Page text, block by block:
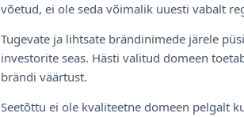
võetud, ei ole seda võimalik uuesti vabalt
Tugevate ja lihtsate brändinimede järele
investorite seas. Hästi valitud domeen
brändi väärtust.
Seetõttu ei ole kvaliteetne domeen pelgalt